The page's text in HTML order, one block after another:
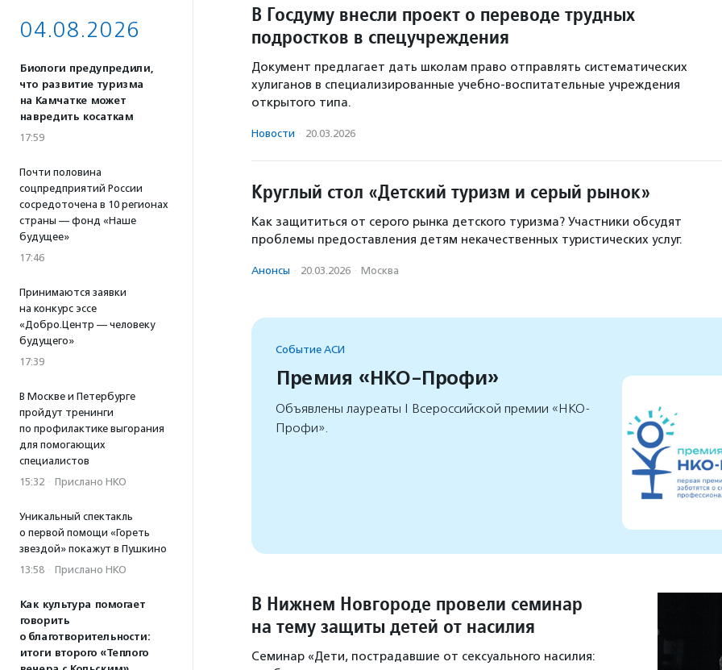
04.08.2026
Биологи предупредили,
что развитие туризма
на Камчатке может
навредить косаткам
17:59
Почти половина
соцпредприятий России
сосредоточена в 10 регионах
страны — фонд «Наше
будущее»
17:46
Принимаются заявки
на конкурс эссе
«Добро.Центр — человеку
будущего»
17:39
В Москве и Петербурге
пройдут тренинги
по профилактике выгорания
для помогающих
специалистов
15:32 · Прислано НКО
Уникальный спектакль
о первой помощи «Гореть
звездой» покажут в Пушкино
13:58 · Прислано НКО
Как культура помогает
говорить
о благотворительности:
итоги второго «Теплого
В Госдуму внесли проект о переводе трудных
подростков в спецучреждения
Документ предлагает дать школам право отправлять систематических
хулиганов в специализированные учебно-воспитательные учреждения
открытого типа.
Новости · 20.03.2026
Круглый стол «Детский туризм и серый рынок»
Как защититься от серого рынка детского туризма? Участники обсудят
проблемы предоставления детям некачественных туристических услуг.
Анонсы · 20.03.2026 · Москва
Событие АСИ
Премия «НКО-Профи»
Объявлены лауреаты I Всероссийской премии «НКО-
Профи».
В Нижнем Новгороде провели семинар
на тему защиты детей от насилия
Семинар «Дети, пострадавшие от сексуального насилия: